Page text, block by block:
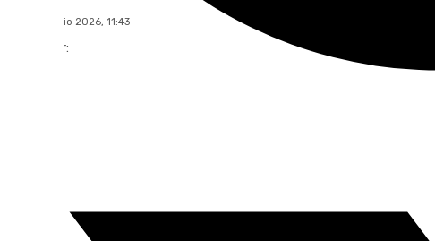
lunes, 8 junio 2026, 11:43
Compartir: